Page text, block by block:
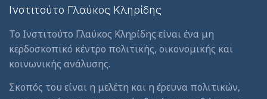
Ινστιτούτο Γλαύκος Κληρίδης
Το Ινστιτούτο Γλαύκος Κληρίδης είναι ένα μη
κερδοσκοπικό κέντρο πολιτικής, οικονομικής και
κοινωνικής ανάλυσης.
Σκοπός του είναι η μελέτη και η έρευνα πολιτικών,